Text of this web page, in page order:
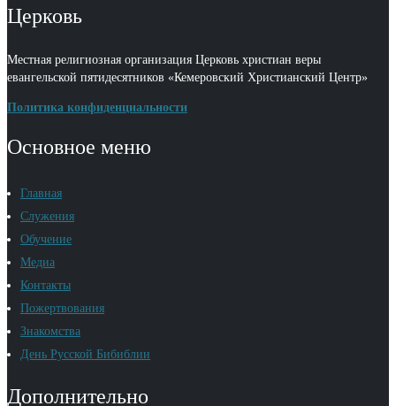
Церковь
Местная религиозная организация Церковь христиан веры
евангельской пятидесятников «Кемеровский Христианский Центр»
Политика конфиденциальности
Основное меню
Главная
Служения
Обучение
Медиа
Контакты
Пожертвования
Знакомства
День Русской Бибиблии
Дополнительно